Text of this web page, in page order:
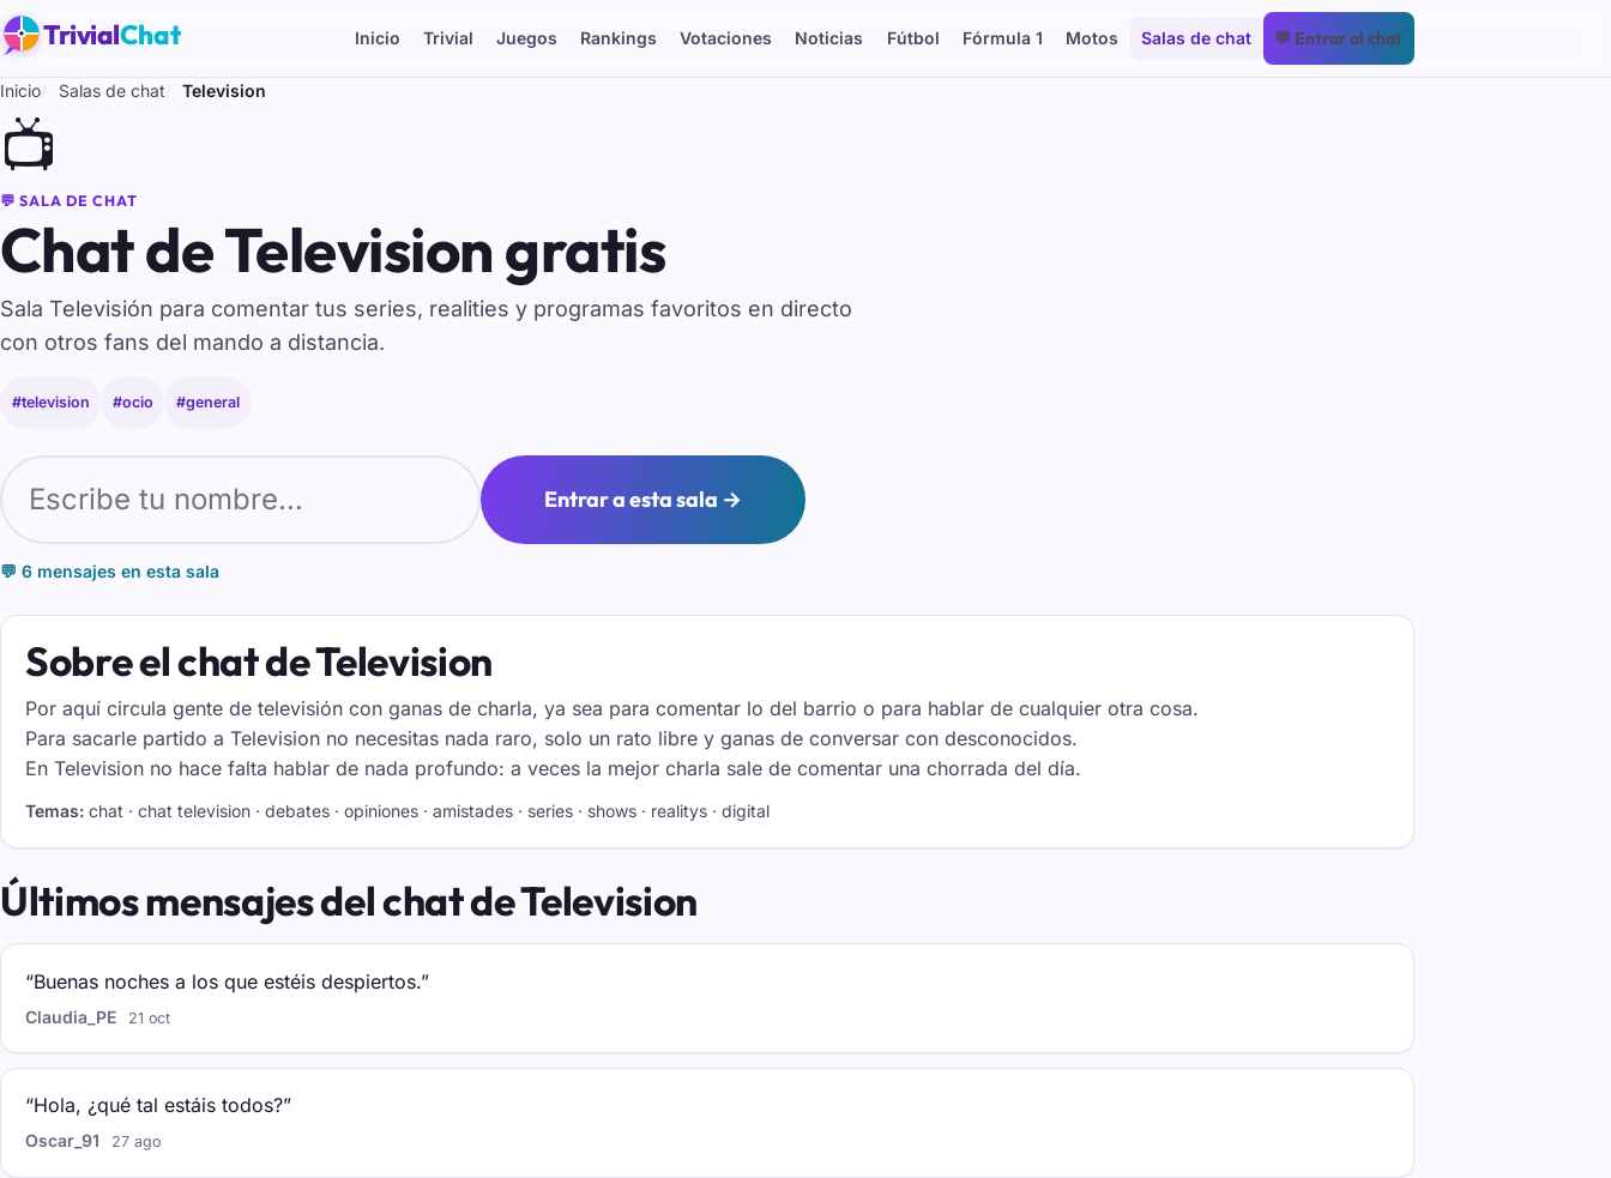
TrivialChat Inicio Trivial Juegos Rankings Votaciones Noticias Fútbol Fórmula 1 Motos Salas de chat 💬 Entrar al chat
Inicio Salas de chat Television
📺
💬 SALA DE CHAT
Chat de Television gratis
Sala Televisión para comentar tus series, realities y programas favoritos en directo
con otros fans del mando a distancia.
#television #ocio #general
Entrar a esta sala →
💬 6 mensajes en esta sala
Sobre el chat de Television
Por aquí circula gente de televisión con ganas de charla, ya sea para comentar lo del barrio o para hablar de cualquier otra cosa.
Para sacarle partido a Television no necesitas nada raro, solo un rato libre y ganas de conversar con desconocidos.
En Television no hace falta hablar de nada profundo: a veces la mejor charla sale de comentar una chorrada del día.
Temas: chat · chat television · debates · opiniones · amistades · series · shows · realitys · digital
Últimos mensajes del chat de Television
“Buenas noches a los que estéis despiertos.”
Claudia_PE 21 oct
“Hola, ¿qué tal estáis todos?”
Oscar_91 27 ago